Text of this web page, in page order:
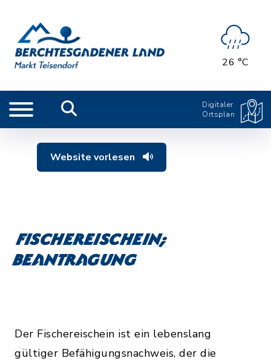
26 °C
Digitaler
Ortsplan
Website vorlesen
Fischereischein;
Beantragung
Der Fischereischein ist ein lebenslang
gültiger Befähigungsnachweis, der die